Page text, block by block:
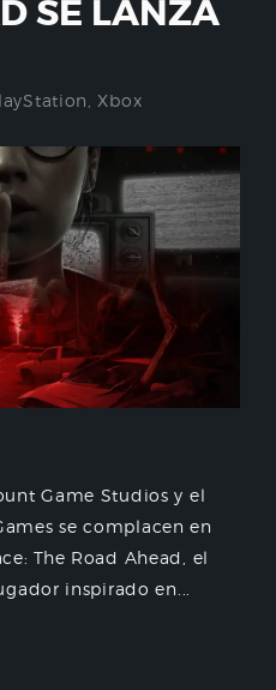
SE LANZA
Xbox
Game Studios y el
se complacen en
The Road Ahead, el
inspirado en...